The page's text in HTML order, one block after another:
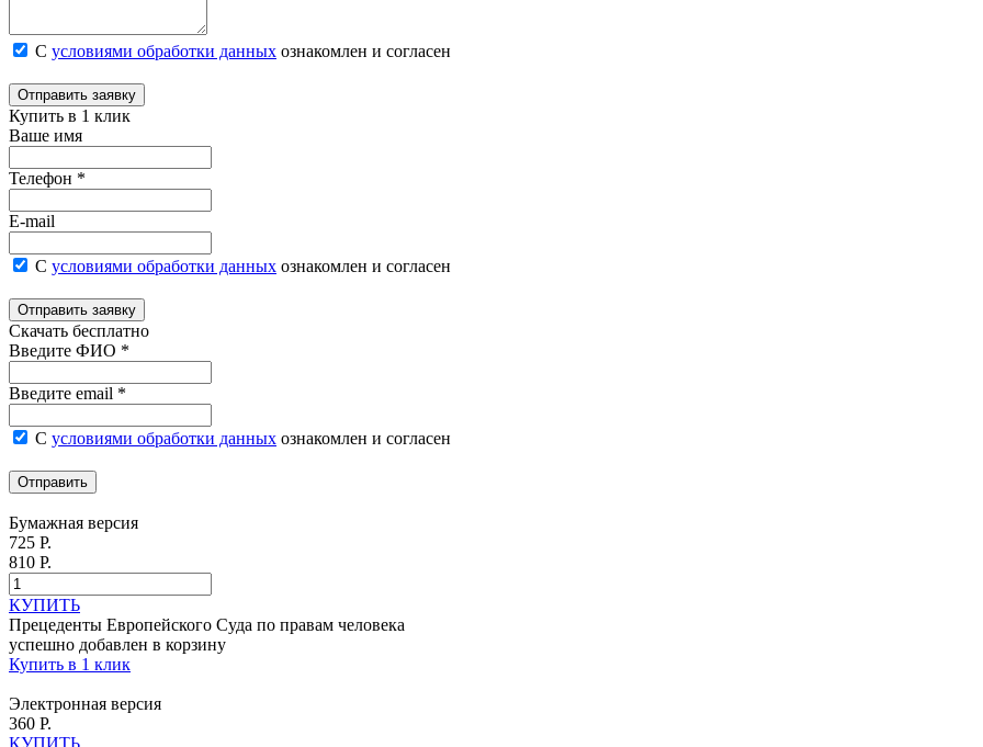
С условиями обработки данных ознакомлен и согласен
Отправить заявку
Купить в 1 клик
Ваше имя
Телефон *
E-mail
С условиями обработки данных ознакомлен и согласен
Отправить заявку
Скачать бесплатно
Введите ФИО *
Введите email *
С условиями обработки данных ознакомлен и согласен
Отправить
Бумажная версия
725 Р.
810 Р.
КУПИТЬ
Прецеденты Европейского Суда по правам человека
успешно добавлен в корзину
Купить в 1 клик
Электронная версия
360 Р.
КУПИТЬ